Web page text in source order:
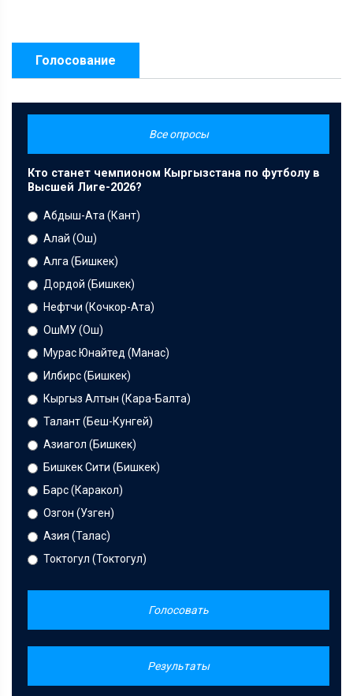
Голосование
Все опросы
Кто станет чемпионом Кыргызстана по футболу в
Высшей Лиге-2026?
Абдыш-Ата (Кант)
Алай (Ош)
Алга (Бишкек)
Дордой (Бишкек)
Нефтчи (Кочкор-Ата)
ОшМУ (Ош)
Мурас Юнайтед (Манас)
Илбирс (Бишкек)
Кыргыз Алтын (Кара-Балта)
Талант (Беш-Кунгей)
Азиагол (Бишкек)
Бишкек Сити (Бишкек)
Барс (Каракол)
Озгон (Узген)
Азия (Талас)
Токтогул (Токтогул)
Голосовать
Результаты